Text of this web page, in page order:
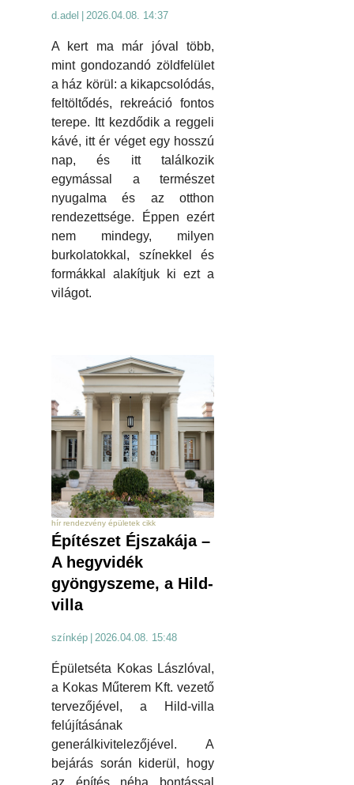
d.adel | 2026.04.08. 14:37
A kert ma már jóval több,
mint gondozandó zöldfelület
a ház körül: a kikapcsolódás,
feltöltődés, rekreáció fontos
terepe. Itt kezdődik a reggeli
kávé, itt ér véget egy hosszú
nap, és itt találkozik
egymással a természet
nyugalma és az otthon
rendezettsége. Éppen ezért
nem mindegy, milyen
burkolatokkal, színekkel és
formákkal alakítjuk ki ezt a
világot.
hír rendezvény épületek cikk
Építészet Éjszakája –
A hegyvidék
gyöngyszeme, a Hild-
villa
színkép | 2026.04.08. 15:48
Épületséta Kokas Lászlóval,
a Kokas Műterem Kft. vezető
tervezőjével, a Hild-villa
felújításának
generálkivitelezőjével. A
bejárás során kiderül, hogy
az építés néha bontással